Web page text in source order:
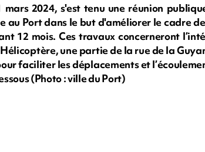
mars 2024, s'est tenu une réunion
au Port dans le but d'améliorer le cadre
12 mois. Ces travaux concerneront
une partie de la rue de la
faciliter les déplacements et
(Photo : ville du Port)